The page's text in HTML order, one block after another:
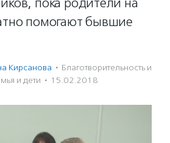
помогают бывшие
Кирсанова · Благотвори­тель­ность и
и дети · 15.02.2018